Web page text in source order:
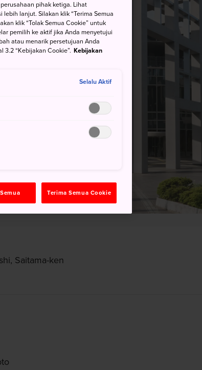
Saitama-ken
pihak ketiga. Lihat
lanjut. Silakan klik “Terima Semua
klik “Tolak Semua Cookie” untuk
pemilih ke aktif jika Anda menyetujui
atau menarik persetujuan Anda
3.2 “Kebijakan Cookie”. Kebijakan
Selalu Aktif
Terima Semua Cookie